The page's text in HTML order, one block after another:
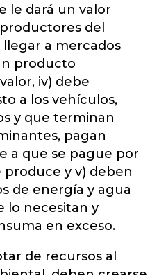
le dará un valor
del
a mercados
producto
iv) debe
a los vehículos,
y que terminan
pagan
a que se pague por
produce y v) deben
de energía y agua
lo necesitan y
en exceso.
de recursos al